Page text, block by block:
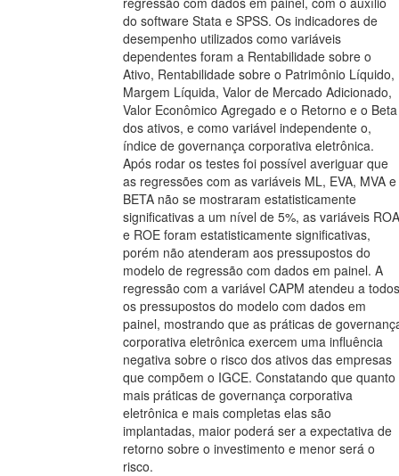
do software Stata e SPSS. Os indicadores de
desempenho utilizados como variáveis
dependentes foram a Rentabilidade sobre o
Ativo, Rentabilidade sobre o Patrimônio Líquido,
Margem Líquida, Valor de Mercado Adicionado,
Valor Econômico Agregado e o Retorno e o Beta
dos ativos, e como variável independente o,
índice de governança corporativa eletrônica.
Após rodar os testes foi possível averiguar que
as regressões com as variáveis ML, EVA, MVA e
BETA não se mostraram estatisticamente
significativas a um nível de 5%, as variáveis ROA
e ROE foram estatisticamente significativas,
porém não atenderam aos pressupostos do
modelo de regressão com dados em painel. A
regressão com a variável CAPM atendeu a todos
os pressupostos do modelo com dados em
painel, mostrando que as práticas de
corporativa eletrônica exercem uma influência
negativa sobre o risco dos ativos das empresas
que compõem o IGCE. Constatando que quanto
mais práticas de governança corporativa
eletrônica e mais completas elas são
implantadas, maior poderá ser a expectativa de
retorno sobre o investimento e menor será o
risco.